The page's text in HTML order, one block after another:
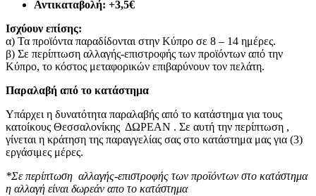
Αντικαταβολή: +3,5€
Ισχύουν επίσης:
α) Τα προϊόντα παραδίδονται στην Κύπρο σε 8 – 14 ημέρες.
β) Σε περίπτωση αλλαγής-επιστροφής των προϊόντων από την
Κύπρο, το κόστος μεταφορικών επιβαρύνουν τον πελάτη.
Παραλαβή από το κατάστημα
Υπάρχει η δυνατότητα παραλαβής από το κατάστημα για τους
κατοίκους Θεσσαλονίκης ΔΩΡΕΑΝ . Σε αυτή την περίπτωση ,
γίνεται η κράτηση της παραγγελίας σας στο κατάστημα μας για (3)
εργάσιμες μέρες.
*Σε περίπτωση αλλαγής-επιστροφής των προϊόντων στο κατάστημα
η αλλαγή είναι δωρεάν απο το κατάστημα